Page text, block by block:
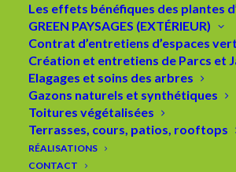
Les effets bénéfiques des plantes
GREEN PAYSAGES (EXTÉRIEUR)
Contrat d’entretiens d’espaces
Création et entretiens de Parcs et
Elagages et soins des arbres
Gazons naturels et synthétiques
Toitures végétalisées
Terrasses, cours, patios, rooftops
RÉALISATIONS
CONTACT
Le nouveaux vélos
de Green décor !
16 SEPTEMBRE 2020 | INACTUALITÉS